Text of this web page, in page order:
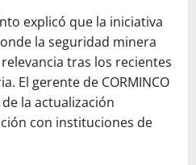
explicó que la iniciativa
la seguridad minera
tras los recientes
El gerente de CORMINCO
la actualización
con instituciones de